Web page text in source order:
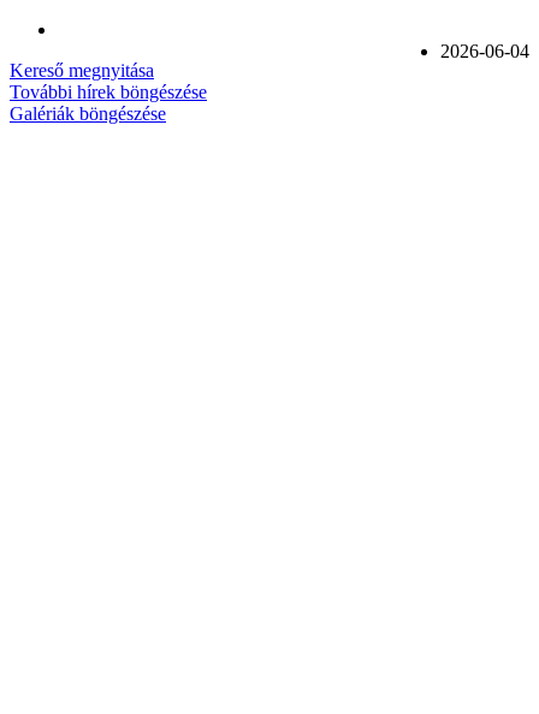
2026-06-04
Kereső megnyitása
További hírek böngészése
Galériák böngészése